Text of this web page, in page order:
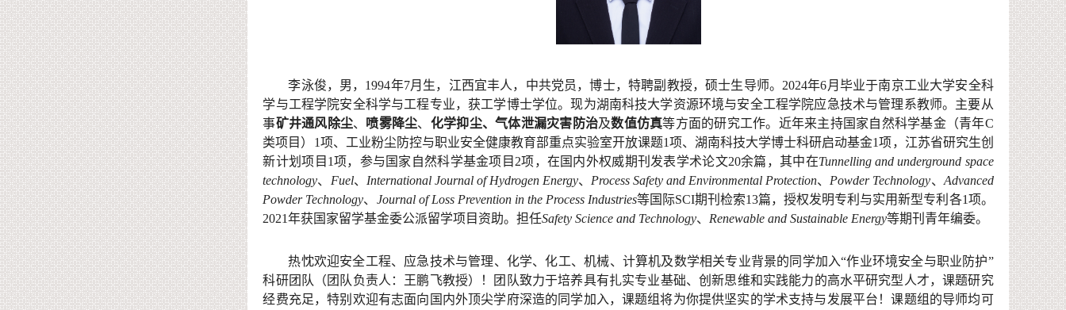
李泳俊，男， 1994年7月生， 江西宜丰人， 中共党员，博士， 特聘副教授，硕士生导师。 2024年6月毕业于南京工业大学安全科
学与工程学院安全科学与工程专业，获工学博士学位。现为湖南科技大学资源环境与安全工程学院应急技术与管理系教师。 主要从
事矿井通风除尘、 喷雾降尘、 化学抑尘、气体泄漏灾害防治及数值仿真等方面的研究工作。 近年来主持国家自然科学基金（青年C
类项目） 1项、 工业粉尘防控与职业安全健康教育部重点实验室开放课题1项、湖南科技大学博士科研启动基金1项， 江苏省研究生创
新计划项目 1项，参与国家自然科学基金项目 2项，在国内外权威期刊发表学术论文20余篇，其中在Tunnellingand underground space
technology、 Fuel、 International Journal of Hydrogen Energy、 Process Safety and Environmental Protection、 Powder Technology、 Advanced
Powder Technology、 Journal of Loss Prevention in the Process Industries等国际SCI期刊检索13篇，授权发明专利与实用新型专利各1项。
2021年获国家留学基金委公派留学项目资助。担任Safety Science and Technology、 Renewable and Sustainable Energy等期刊青年编委。
热忱欢迎安全工程、应急技术与管理、化学、化工、机械、 计算机及数学相关专业背景的同学加入“作业环境安全与职业防护”
科研团队 （ 团队负责人 ： 王鹏飞教授） ！
团队致力于培养具有扎实专业基础、创新思维和实践能力的高水平研究型人才，课题研究
经费充足，特别欢迎有志面向国内外顶尖学府深造的同学加入，课题组将为你提供坚实的学术支持与发展平台！课题组的导师均可